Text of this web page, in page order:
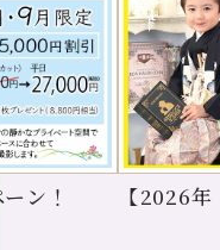
ン！ 【2026
ンペーン